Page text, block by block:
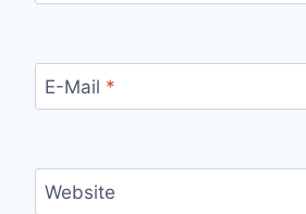
E-Mail *
Website